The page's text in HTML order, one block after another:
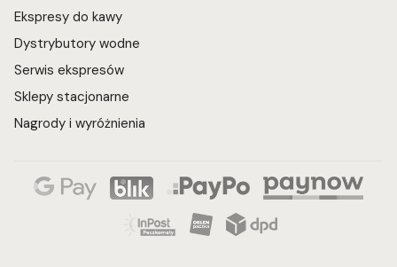
Ekspresy do kawy
Dystrybutory wodne
Serwis ekspresów
Sklepy stacjonarne
Nagrody i wyróżnienia